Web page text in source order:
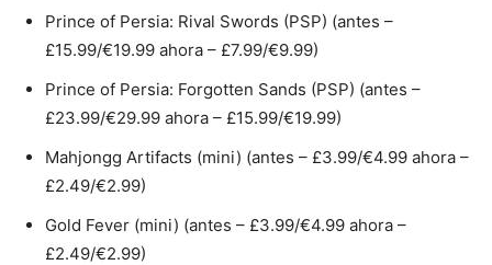
Prince of Persia: Rival Swords (PSP) (antes –
£15.99/€19.99 ahora – £7.99/€9.99)
Prince of Persia: Forgotten Sands (PSP) (antes –
£23.99/€29.99 ahora – £15.99/€19.99)
Mahjongg Artifacts (mini) (antes – £3.99/€4.99 ahora –
£2.49/€2.99)
Gold Fever (mini) (antes – £3.99/€4.99 ahora –
£2.49/€2.99)